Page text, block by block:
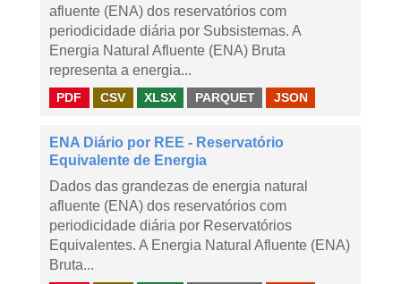
afluente (ENA) dos reservatórios com
periodicidade diária por Subsistemas. A
Energia Natural Afluente (ENA) Bruta
representa a energia...
PDF CSV XLSX PARQUET JSON
ENA Diário por REE - Reservatório
Equivalente de Energia
Dados das grandezas de energia natural
afluente (ENA) dos reservatórios com
periodicidade diária por Reservatórios
Equivalentes. A Energia Natural Afluente (ENA)
Bruta...